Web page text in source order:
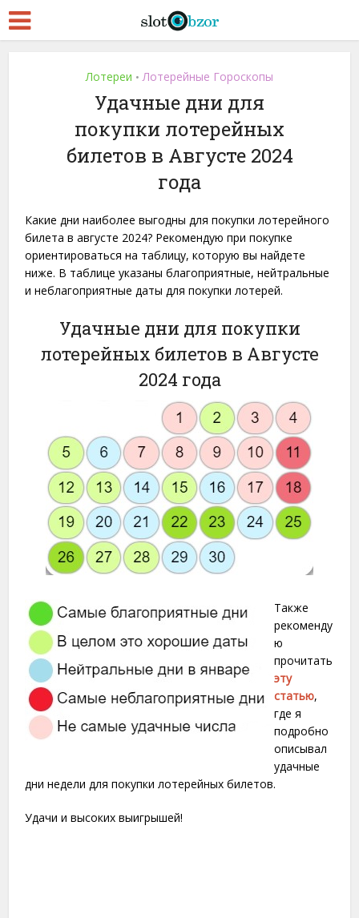
Лотереи • Лотерейные Гороскопы
Удачные дни для
покупки лотерейных
билетов в Августе 2024
года
Какие дни наиболее выгодны для покупки лотерейного
билета в августе 2024? Рекомендую при покупке
ориентироваться на таблицу, которую вы найдете
ниже. В таблице указаны благоприятные, нейтральные
и неблагоприятные даты для покупки лотерей.
Удачные дни для покупки
лотерейных билетов в Августе
2024 года
Также
рекоменду
ю
прочитать
эту
статью,
где я
подробно
описывал
удачные
дни недели для покупки лотерейных билетов.
Удачи и высоких выигрышей!